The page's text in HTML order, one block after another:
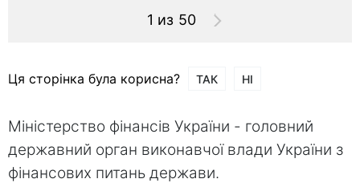
1 из 50
Ця сторінка була корисна? ТАК НІ
Міністерство фінансів України - головний
державний орган виконавчої влади України з
фінансових питань держави.